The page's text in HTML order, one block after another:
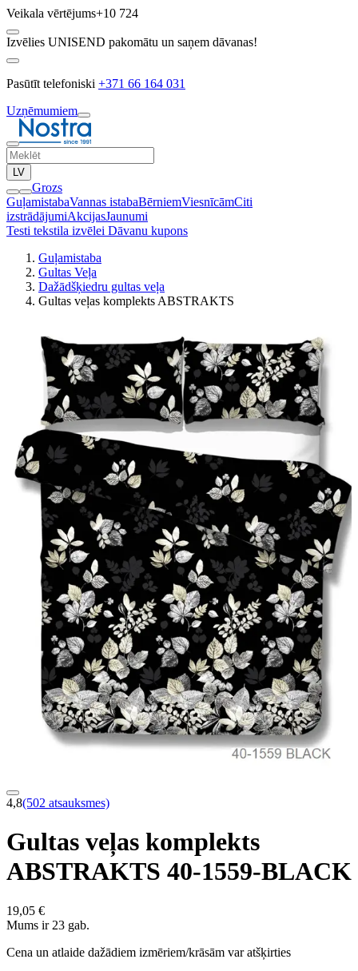
Veikala vērtējums+10 724
Izvēlies UNISEND pakomātu un saņem dāvanas!
Pasūtīt telefoniski +371 66 164 031
Uzņēmumiem
LV
Grozs
GuļamistabaVannas istabaBērniemViesnīcāmCiti
izstrādājumiAkcijasJaunumi
Testi tekstila izvēlei Dāvanu kupons
Guļamistaba
Gultas Veļa
Dažādšķiedru gultas veļa
Gultas veļas komplekts ABSTRAKTS
4,8(502 atsauksmes)
Gultas veļas komplekts
ABSTRAKTS 40-1559-BLACK
19,05 €
Mums ir 23 gab.
Cena un atlaide dažādiem izmēriem/krāsām var atšķirties